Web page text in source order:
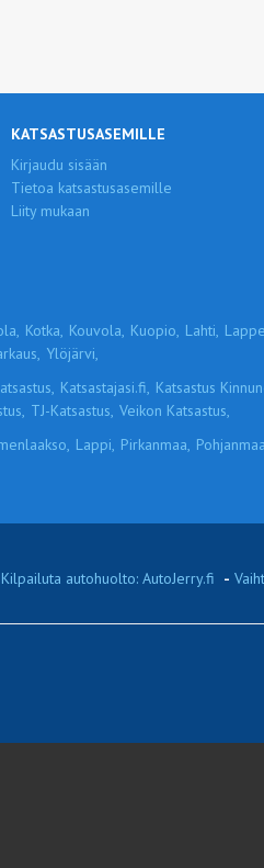
KATSASTUSASEMILLE
Kirjaudu sisään
Tietoa katsastusasemille
Liity mukaan
Kotka, Kouvola, Kuopio, Lahti,
Ylöjärvi,
Katsastajasi.fi, Katsastus
TJ-Katsastus, Veikon Katsastus,
Lappi, Pirkanmaa,
Kilpailuta autohuolto: AutoJerry.fi -